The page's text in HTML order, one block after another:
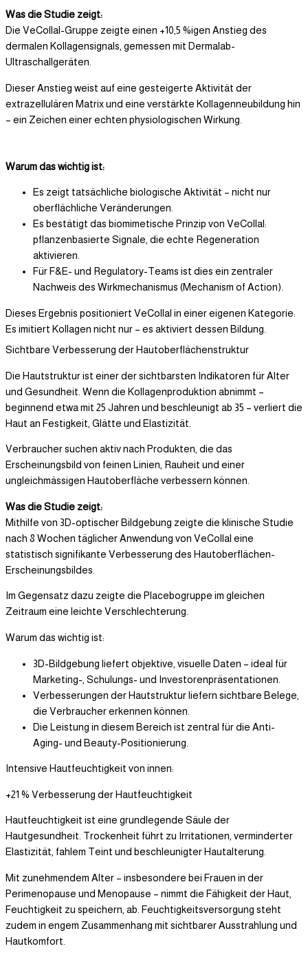
Was die Studie zeigt:
Die VeCollal-Gruppe zeigte einen +10,5 %igen Anstieg des
dermalen Kollagensignals, gemessen mit Dermalab-
Ultraschallgeräten.
Dieser Anstieg weist auf eine gesteigerte Aktivität der
extrazellulären Matrix und eine verstärkte Kollagenneubildung hin
– ein Zeichen einer echten physiologischen Wirkung.
Warum das wichtig ist:
Es zeigt tatsächliche biologische Aktivität – nicht nur
oberflächliche Veränderungen.
Es bestätigt das biomimetische Prinzip von VeCollal:
pflanzenbasierte Signale, die echte Regeneration
aktivieren.
Für F&E- und Regulatory-Teams ist dies ein zentraler
Nachweis des Wirkmechanismus (Mechanism of Action).
Dieses Ergebnis positioniert VeCollal in einer eigenen Kategorie:
Es imitiert Kollagen nicht nur – es aktiviert dessen Bildung.
Sichtbare Verbesserung der Hautoberflächenstruktur
Die Hautstruktur ist einer der sichtbarsten Indikatoren für Alter
und Gesundheit. Wenn die Kollagenproduktion abnimmt –
beginnend etwa mit 25 Jahren und beschleunigt ab 35 – verliert die
Haut an Festigkeit, Glätte und Elastizität.
Verbraucher suchen aktiv nach Produkten, die das
Erscheinungsbild von feinen Linien, Rauheit und einer
ungleichmässigen Hautoberfläche verbessern können.
Was die Studie zeigt:
Mithilfe von 3D-optischer Bildgebung zeigte die klinische Studie
nach 8 Wochen täglicher Anwendung von VeCollal eine
statistisch signifikante Verbesserung des Hautoberflächen-
Erscheinungsbildes.
Im Gegensatz dazu zeigte die Placebogruppe im gleichen
Zeitraum eine leichte Verschlechterung.
Warum das wichtig ist:
3D-Bildgebung liefert objektive, visuelle Daten – ideal für
Marketing-, Schulungs- und Investorenpräsentationen.
Verbesserungen der Hautstruktur liefern sichtbare Belege,
die Verbraucher erkennen können.
Die Leistung in diesem Bereich ist zentral für die Anti-
Aging- und Beauty-Positionierung.
Intensive Hautfeuchtigkeit von innen:
+21 % Verbesserung der Hautfeuchtigkeit
Hautfeuchtigkeit ist eine grundlegende Säule der
Hautgesundheit. Trockenheit führt zu Irritationen, verminderter
Elastizität, fahlem Teint und beschleunigter Hautalterung.
Mit zunehmendem Alter – insbesondere bei Frauen in der
Perimenopause und Menopause – nimmt die Fähigkeit der Haut,
Feuchtigkeit zu speichern, ab. Feuchtigkeitsversorgung steht
zudem in engem Zusammenhang mit sichtbarer Ausstrahlung und
Hautkomfort.